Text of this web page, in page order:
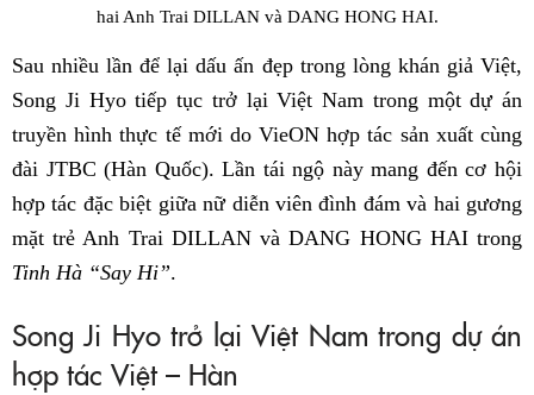
hai Anh Trai DILLAN và DANG HONG HAI.
Sau nhiều lần để lại dấu ấn đẹp trong lòng khán giả Việt,
Song Ji Hyo tiếp tục trở lại Việt Nam trong một dự án
truyền hình thực tế mới do VieON hợp tác sản xuất cùng
đài JTBC (Hàn Quốc). Lần tái ngộ này mang đến cơ hội
hợp tác đặc biệt giữa nữ diễn viên đình đám và hai gương
mặt trẻ Anh Trai DILLAN và DANG HONG HAI trong
Tinh Hà “Say Hi”.
Song Ji Hyo trở lại Việt Nam trong dự án
hợp tác Việt – Hàn